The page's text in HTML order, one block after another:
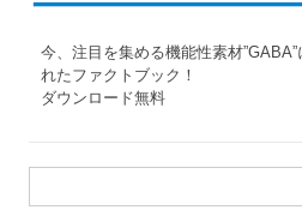
今、注目を集める機能性素材
れたファクトブック！
ダウンロード無料
索: